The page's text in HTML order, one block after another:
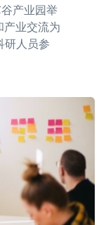
产业园举
业交流为
研人员参